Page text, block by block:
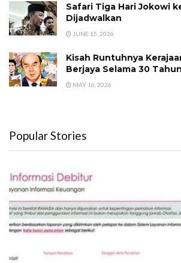
Safari Tiga Hari Jokowi
Dijadwalkan
JUNE 15, 2026
Kisah Runtuhnya
Berjaya Selama 30 Tahun
MAY 16, 2026
Popular Stories